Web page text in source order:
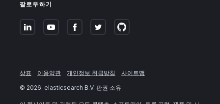
팔로우하기
상표 이용약관 개인정보 취급방침
사이트맵
© 2026. elasticsearch B.V. 판권 소유